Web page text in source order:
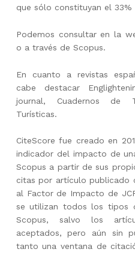
que sólo constituyan el
Podemos consultar en la
o a través de Scopus.
En cuanto a revistas
cabe destacar
journal, Cuadernos de
Turísticas.
CiteScore fue creado en
indicador del impacto de
Scopus a partir de sus
citas por artículo publicado
al Factor de Impacto de
se utilizan todos los tipos
Scopus, salvo los
aceptados, pero aún sin
tanto una ventana de